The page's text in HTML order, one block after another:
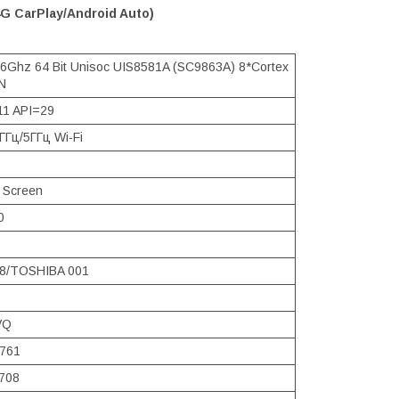
CarPlay/Android Auto)
64 Bit Unisoc UIS8581A (SC9863A) 8*Cortex
API=29
5ГГц Wi-Fi
TOSHIBA 001